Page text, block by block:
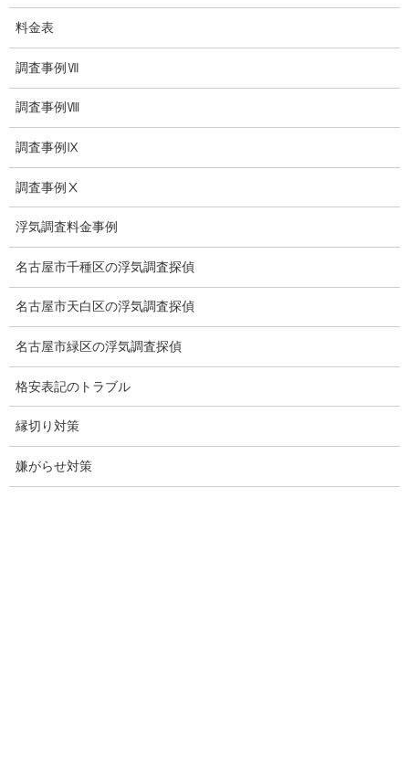
夫婦の信頼関係
お知らせ
いじめ相談
子供の虐待
子供のいじめ問題・いじめ相談、小学生、中学生、高校生
日本版DBS
お問い合わせ
愛知県内出張面談実施中
浮気調査専門
結婚前の行動調査
料金表
調査事例Ⅶ
調査事例Ⅷ
調査事例Ⅸ
調査事例Ⅹ
浮気調査料金事例
名古屋市千種区の浮気調査探偵
名古屋市天白区の浮気調査探偵
名古屋市緑区の浮気調査探偵
格安表記のトラブル
縁切り対策
嫌がらせ対策